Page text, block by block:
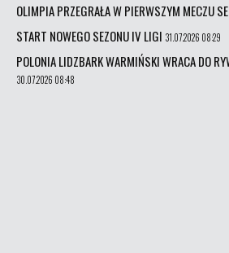
OLIMPIA PRZEGRAŁA W PIERWSZYM MECZU
START NOWEGO SEZONU IV LIGI 31.07.2026 08:29
POLONIA LIDZBARK WARMIŃSKI WRACA DO
30.07.2026 08:48